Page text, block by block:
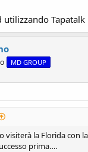
Tapatalk
MD GROUP
visiterà la Florida con
prima….